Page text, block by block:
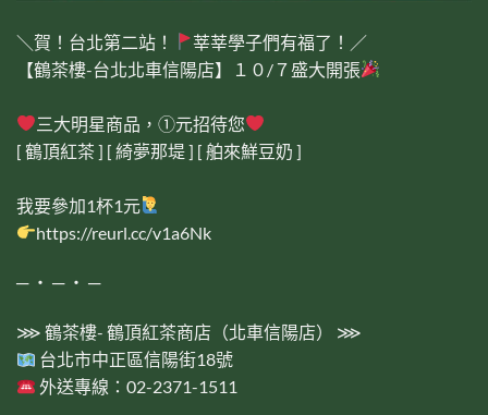
＼賀！台北第二站！
莘莘學子們有福了！／​
【鶴茶樓-台北北車信陽店】１０/７盛大開張
三大明星商品，①元招待您
[ 鶴頂紅茶 ] [ 綺夢那堤 ] [ 舶來鮮豆奶 ]​
我要參加1杯1元
https://reurl.cc/v1a6Nk​
─ ‧ ─ ‧ ─
⋙ 鶴茶樓- 鶴頂紅茶商店（北車信陽店）
⋙
台北市中正區信陽街18號
外送專線：02-2371-1511